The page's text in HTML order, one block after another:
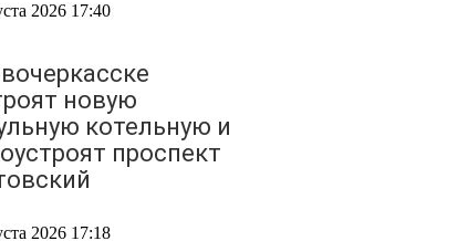
2026 17:40
новую
котельную и
проспект
2026 17:18